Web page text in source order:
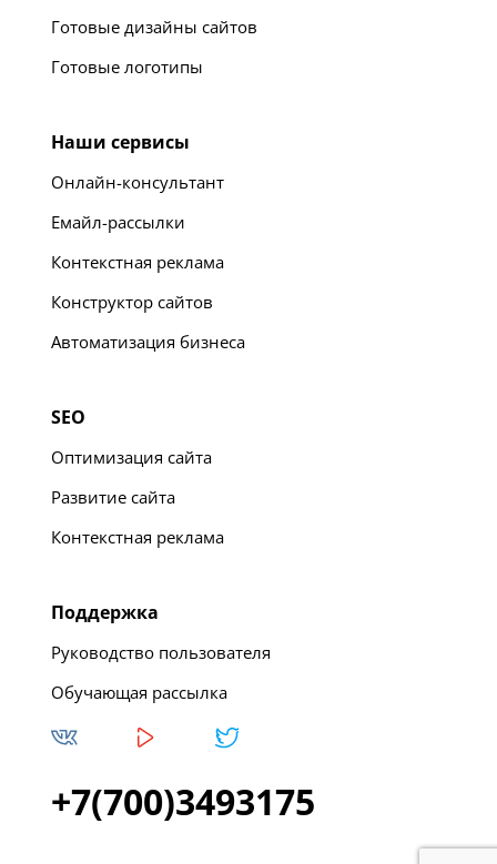
Готовые дизайны сайтов
Готовые логотипы
Наши сервисы
Онлайн-консультант
Емайл-рассылки
Контекстная реклама
Конструктор сайтов
Автоматизация бизнеса
SEO
Оптимизация сайта
Развитие сайта
Контекстная реклама
Поддержка
Руководство пользователя
Обучающая рассылка
+7(700)3493175